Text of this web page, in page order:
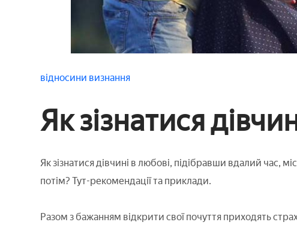
відносини визнання
Як зізнатися
Як зізнатися дівчині в любові, підібравши вдалий час,
потім? Тут-рекомендації та приклади.
Разом з бажанням відкрити свої почуття приходять